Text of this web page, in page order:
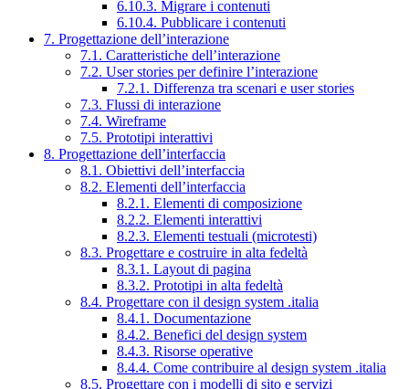
6.10.3. Migrare i contenuti
6.10.4. Pubblicare i contenuti
7. Progettazione dell’interazione
7.1. Caratteristiche dell’interazione
7.2. User stories per definire l’interazione
7.2.1. Differenza tra scenari e user stories
7.3. Flussi di interazione
7.4. Wireframe
7.5. Prototipi interattivi
8. Progettazione dell’interfaccia
8.1. Obiettivi dell’interfaccia
8.2. Elementi dell’interfaccia
8.2.1. Elementi di composizione
8.2.2. Elementi interattivi
8.2.3. Elementi testuali (microtesti)
8.3. Progettare e costruire in alta fedeltà
8.3.1. Layout di pagina
8.3.2. Prototipi in alta fedeltà
8.4. Progettare con il design system .italia
8.4.1. Documentazione
8.4.2. Benefici del design system
8.4.3. Risorse operative
8.4.4. Come contribuire al design system .italia
8.5. Progettare con i modelli di sito e servizi